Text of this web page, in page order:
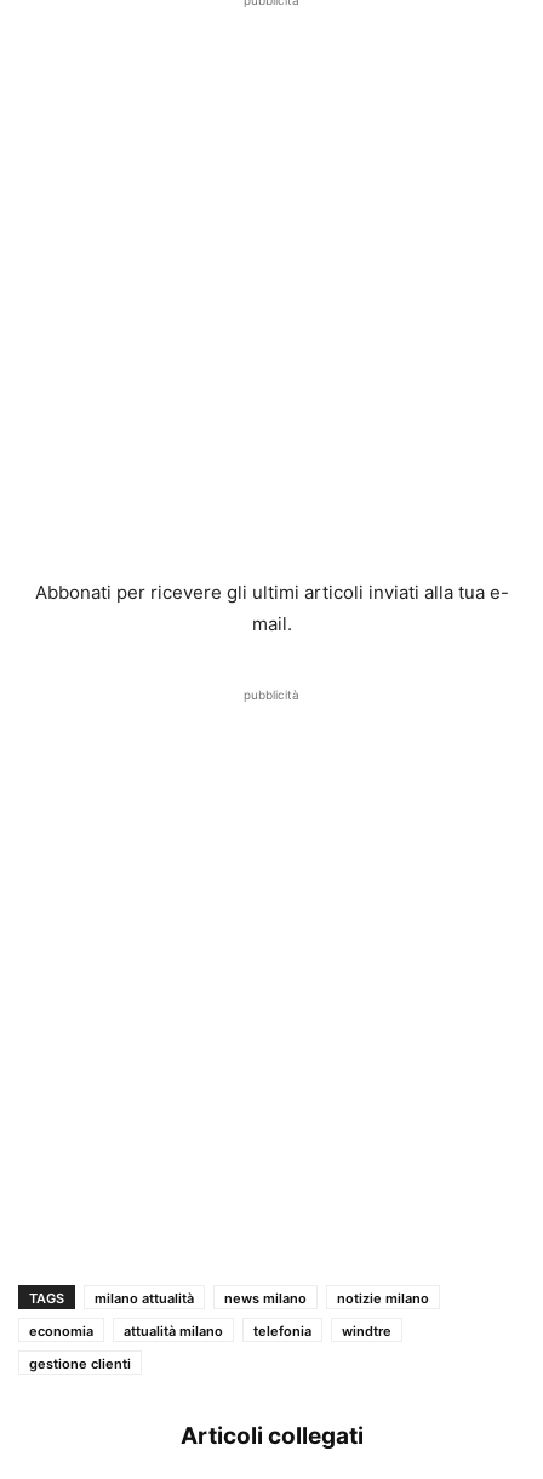
Abbonati per ricevere gli ultimi articoli inviati alla tua e-
mail.
pubblicità
TAGS milano attualità news milano
notizie milano
economia
attualità milano telefonia
windtre
gestione clienti
Articoli collegati